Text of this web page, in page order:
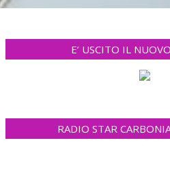
E’ USCITO IL
RADIO STAR